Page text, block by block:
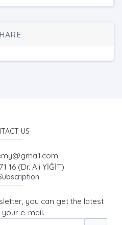
US
16 (Dr. Ali YİĞİT)
you can get the latest
e-mail.